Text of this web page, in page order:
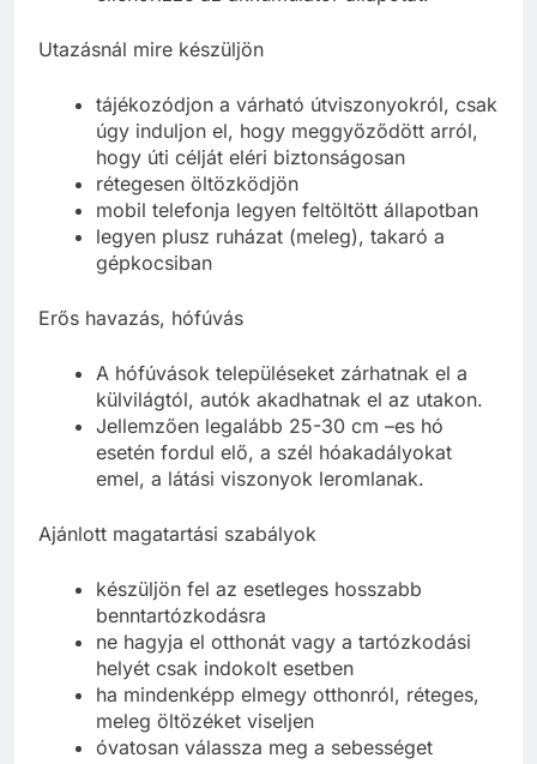
Utazásnál mire készüljön
tájékozódjon a várható útviszonyokról, csak
úgy induljon el, hogy meggyőződött arról,
hogy úti célját eléri biztonságosan
rétegesen öltözködjön
mobil telefonja legyen feltöltött állapotban
legyen plusz ruházat (meleg), takaró a
gépkocsiban
Erős havazás, hófúvás
A hófúvások településeket zárhatnak el a
külvilágtól, autók akadhatnak el az utakon.
Jellemzően legalább 25-30 cm –es hó
esetén fordul elő, a szél hóakadályokat
emel, a látási viszonyok leromlanak.
Ajánlott magatartási szabályok
készüljön fel az esetleges hosszabb
benntartózkodásra
ne hagyja el otthonát vagy a tartózkodási
helyét csak indokolt esetben
ha mindenképp elmegy otthonról, réteges,
meleg öltözéket viseljen
óvatosan válassza meg a sebességet